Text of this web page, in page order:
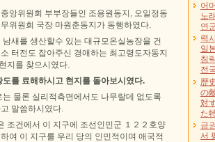
앙위원회 부부장들인 조용원동지, 오일정동
위원회 국장 마원춘동지가 동행하였다.
새를 생산할수 있는 대규모온실농장을 건
터전도 잡아주신 경애하는 최고령도자동지
지를 찾으시였다.
를 료해하시고 현지를 돌아보시였다.
물론 실리적측면에서도 나무랄데 없도록
말씀하시였다.
조건에서 이 지구에 조선인민군 １２２호양
여 이 지구를 우리 당의 인민적이며 애국적
어
노
연
력
일
침
전
歴
の
対
た
금
서